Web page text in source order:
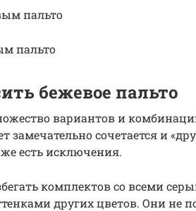
пальто
пальто
бежевое пальто
вариантов и
замечательно сочетается и
есть исключения.
комплектов со всеми
других цветов. Они не